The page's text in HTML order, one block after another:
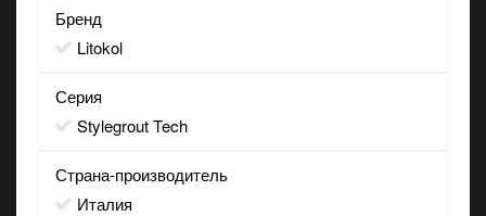
Бренд
Litokol
Серия
Stylegrout Tech
Страна-производитель
Италия